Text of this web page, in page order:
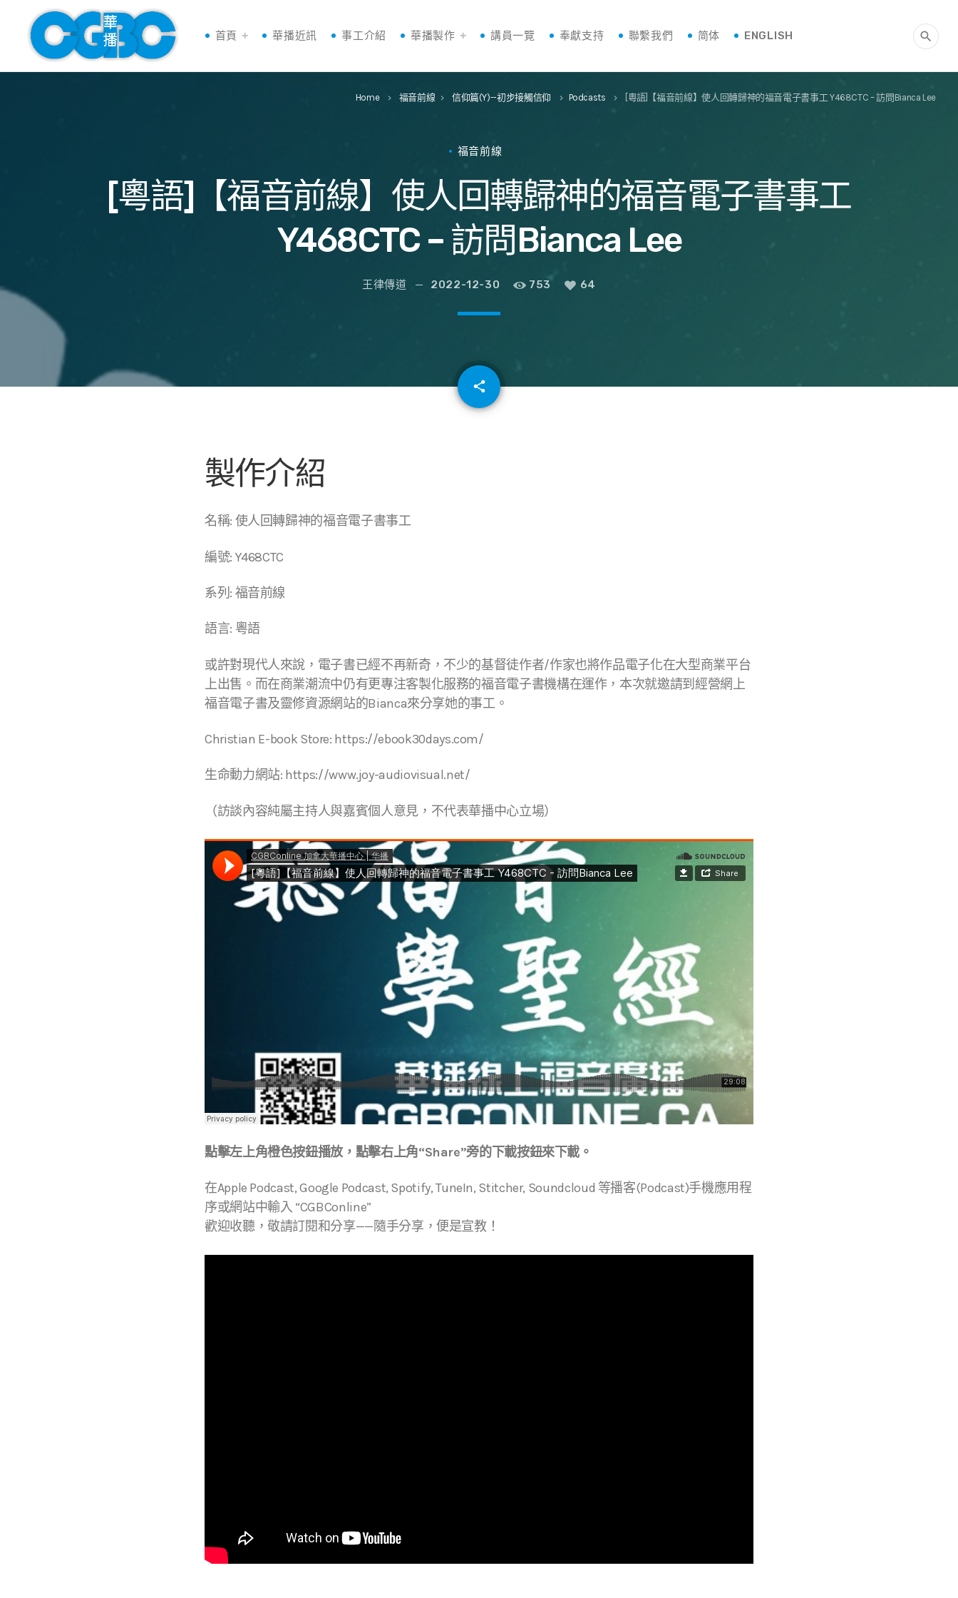
首頁 華播近訊 事工介紹 華播製作 講員一覽 奉獻支持 聯繫我們 简体 ENGLISH search
Home keyboard_arrow_right 福音前線 keyboard_arrow_right 信仰篇(Y)--初步接觸信仰 keyboard_arrow_right Podcasts keyboard_arrow_right [粵語]【福音前線】使人回轉歸神的福音電子書事工 Y468CTC – 訪問Bianca Lee
福音前線
[粵語]【福音前線】使人回轉歸神的福音電子書事工
Y468CTC – 訪問Bianca Lee
王律傳道 2022-12-30 753 64
share
email
製作介紹
名稱: 使人回轉歸神的福音電子書事工
編號: Y468CTC
系列: 福音前線
語言: 粵語
或許對現代人來說，電子書已經不再新奇，不少的基督徒作者/作家也將作品電子化在大型商業平台
上出售。而在商業潮流中仍有更專注客製化服務的福音電子書機構在運作，本次就邀請到經營網上
福音電子書及靈修資源網站的Bianca來分享她的事工。
Christian E-book Store: https://ebook30days.com/
生命動力網站: https://www.joy-audiovisual.net/
（訪談內容純屬主持人與嘉賓個人意見，不代表華播中心立場）
點擊左上角橙色按鈕播放，點擊右上角“Share”旁的下載按鈕來下載。
在Apple Podcast, Google Podcast, Spotify, TuneIn, Stitcher, Soundcloud 等播客(Podcast)手機應用程
序或網站中輸入 “CGBConline”
歡迎收聽，敬請訂閱和分享——隨手分享，便是宣教！